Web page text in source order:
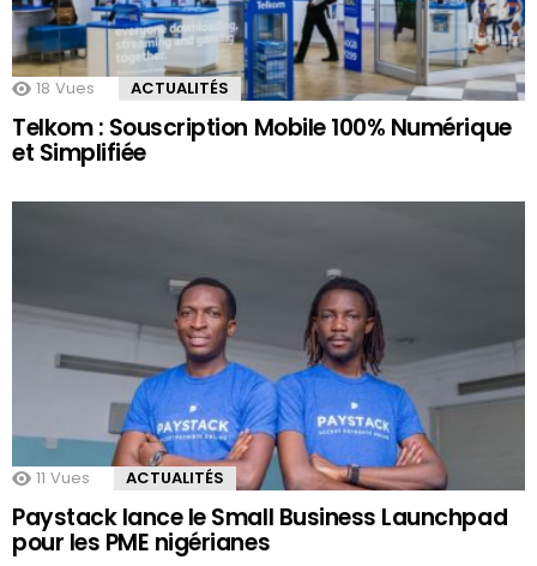
18 Vues ACTUALITÉS
Telkom : Souscription Mobile 100% Numérique
et Simplifiée
11 Vues ACTUALITÉS
Paystack lance le Small Business Launchpad
pour les PME nigérianes